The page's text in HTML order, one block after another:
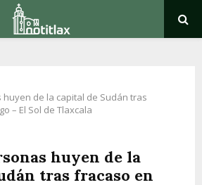
de la capital de Sudán tras
– El Sol de Tlaxcala
huyen de la
tras fracaso en